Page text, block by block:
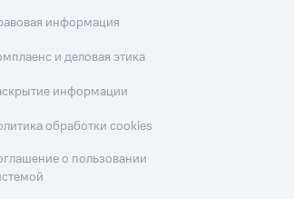
информация
и деловая этика
информации
обработки cookies
о пользовании